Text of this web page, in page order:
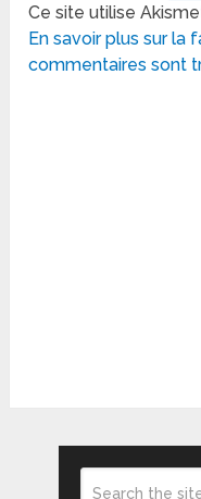
Ce site utilise
En savoir plus sur
commentaires sont